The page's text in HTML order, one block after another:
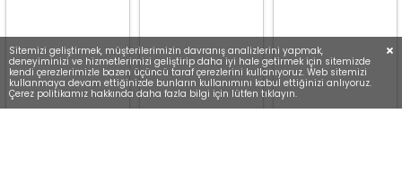
Sitemizi geliştirmek, müşterilerimizin davranış analizlerini yapmak,
deneyiminizi ve hizmetlerimizi geliştirip daha iyi hale getirmek için sitemizde
kendi çerezlerimizle bazen üçüncü taraf çerezlerini kullanıyoruz. Web sitemizi
kullanmaya devam ettiğinizde bunların kullanımını kabul ettiğinizi anlıyoruz.
Çerez politikamız hakkında daha fazla bilgi için lütfen tıklayın.